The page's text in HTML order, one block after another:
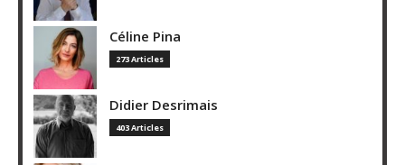
Céline Pina
273 Articles
Didier Desrimais
403 Articles